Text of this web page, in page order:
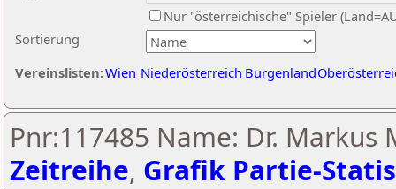
Sortierung
Nur "österreichische" Spieler
Vereinslisten:Wien Niederösterreich Burgenland
Pnr:117485 Name: Dr. Markus
Zeitreihe, Grafik Partie-